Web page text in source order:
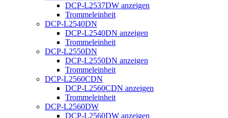
DCP-L2537DW anzeigen
Trommeleinheit
DCP-L2540DN
DCP-L2540DN anzeigen
Trommeleinheit
DCP-L2550DN
DCP-L2550DN anzeigen
Trommeleinheit
DCP-L2560CDN
DCP-L2560CDN anzeigen
Trommeleinheit
DCP-L2560DW
DCP-L2560DW anzeigen